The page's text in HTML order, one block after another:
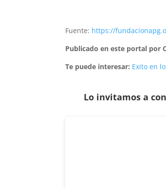
Fuente: https://
Publicado en este portal por
Te puede interesar: Exito en
Lo invitamos a